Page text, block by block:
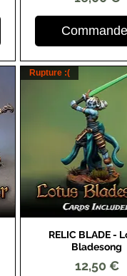
Aperçu
Rupture :(
RELIC BLADE -
Bladesong
Prix
12,50 €